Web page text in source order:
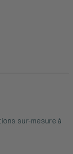
sur-mesure à